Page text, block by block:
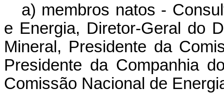
a) membros natos -
e Energia, Diretor-Geral do
Mineral, Presidente da
Presidente da Companhia
Comissão Nacional de